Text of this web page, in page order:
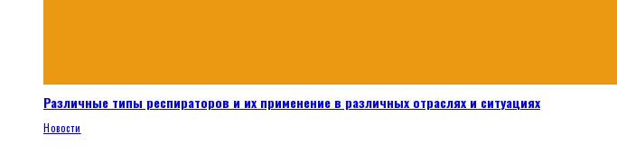
Различные типы респираторов и их применение в различных отраслях и ситуациях
Новости